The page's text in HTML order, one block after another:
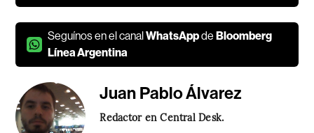
Seguínos en el canalWhatsAppdeBloomberg
Línea Argentina
Juan Pablo Álvarez
Redactor en Central Desk.